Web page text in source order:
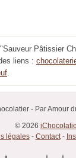
Pâtissier
liens :
- Par Amour
© 2026
légales- Contact-